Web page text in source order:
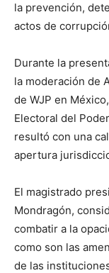
la prevención,
actos de
Durante la
la moderación de
de WJP en
Electoral del
resultó con una
apertura
El magistrado
Mondragón,
combatir a la
como son las
de las